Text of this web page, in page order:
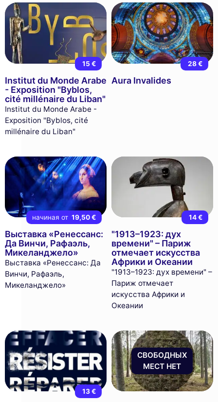
15 €
Institut du Monde Arabe
- Exposition "Byblos,
cité millénaire du Liban"
Institut du Monde Arabe -
Exposition "Byblos, cité
millénaire du Liban"
28 €
Aura Invalides
начиная от 19,50 €
Выставка «Ренессанс:
Да Винчи, Рафаэль,
Микеланджело»
Выставка «Ренессанс: Да
Винчи, Рафаэль,
Микеланджело»
14 €
"1913–1923: дух
времени" – Париж
отмечает искусства
Африки и Океании
"1913–1923: дух времени" –
Париж отмечает
искусства Африки и
Океании
13 €
СВОБОДНЫХ
МЕСТ НЕТ